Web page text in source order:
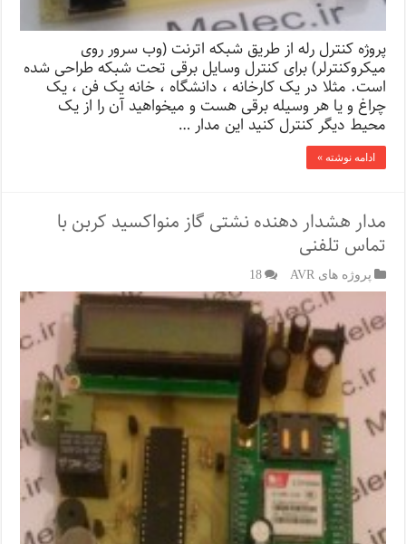
پروژه کنترل رله از طریق شبکه اترنت (وب سرور روی
میکروکنترلر) برای کنترل وسایل برقی تحت شبکه طراحی شده
است. مثلا در یک کارخانه ، دانشگاه ، خانه یک فن ، یک
چراغ و یا هر وسیله برقی هست و میخواهید آن را از یک
محیط دیگر کنترل کنید این مدار …
ادامه نوشته »
مدار هشدار دهنده نشتی گاز منواکسید کربن با
تماس تلفنی
پروژه های AVR 18